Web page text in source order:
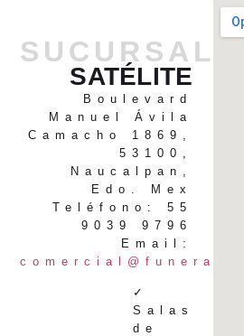
SUCURSAL
SATÉLITE
Boulevard
Manuel Ávila
Camacho 1869,
53100,
Naucalpan,
Edo. Mex
Teléfono: 55
9039 9796
Email:
✓
Salas
de